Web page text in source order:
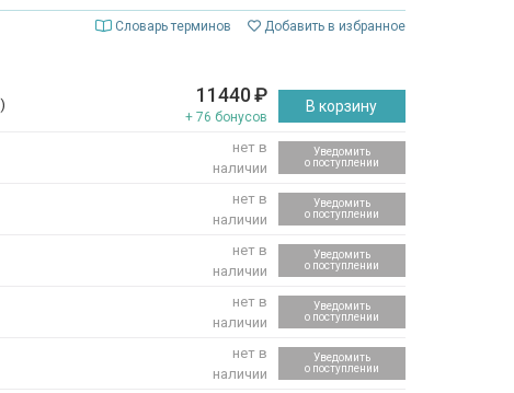
Словарь терминов Добавить в избранное
) 11440₽
+ 76 бонусов
В корзину
нет в
наличии
Уведомить
о поступлении
нет в
наличии
Уведомить
о поступлении
нет в
наличии
Уведомить
о поступлении
нет в
наличии
Уведомить
о поступлении
нет в
наличии
Уведомить
о поступлении